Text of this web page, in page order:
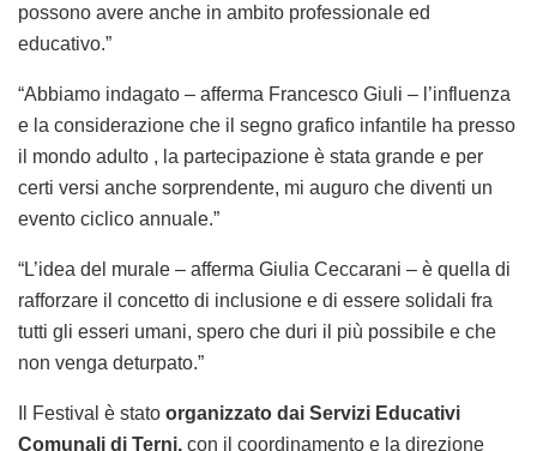
possono avere anche in ambito professionale ed
educativo.”
“Abbiamo indagato – afferma Francesco Giuli – l’influenza
e la considerazione che il segno grafico infantile ha presso
il mondo adulto , la partecipazione è stata grande e per
certi versi anche sorprendente, mi auguro che diventi un
evento ciclico annuale.”
“L’idea del murale – afferma Giulia Ceccarani – è quella di
rafforzare il concetto di inclusione e di essere solidali fra
tutti gli esseri umani, spero che duri il più possibile e che
non venga deturpato.”
Il Festival è stato organizzato dai Servizi Educativi
Comunali di Terni, con il coordinamento e la direzione